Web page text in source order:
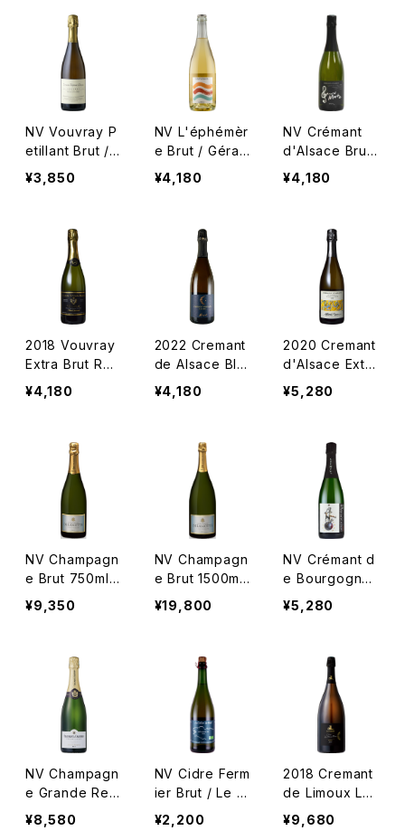
NV Vouvray P
etillant Brut /
Dm. Vigneau-
Chevreau
¥3,850
NV L'éphémèr
e Brut / Gérar
d Metz
¥4,180
NV Crémant
d'Alsace Brut
/ Gérard Metz
¥4,180
2018 Vouvray
Extra Brut Res
erve / Dm. Bru
net
¥4,180
2022 Cremant
de Alsace Bla
nc de Blancs
Extra Brut / D
¥4,180
2020 Cremant
d'Alsace Extra
Brut / Dm. Alb
ert Mann
¥5,280
NV Champagn
e Brut 750ml /
Delamotte
¥9,350
NV Champagn
e Brut 1500ml
/ Delamotte
¥19,800
NV Crémant d
e Bourgogne,
Blanc de Blan
cs / Lou Dumo
¥5,280
NV Champagn
e Grande Res
erve Brut 750
ml, Beaumont
¥8,580
NV Cidre Ferm
ier Brut / Le C
ellier de Boal
¥2,200
2018 Cremant
de Limoux Le
Clos des Dem
oiselles Magn
¥9,680